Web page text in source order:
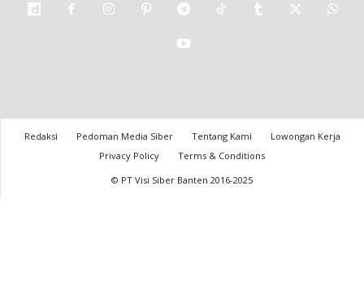
Redaksi Pedoman Media Siber Tentang Kami
Lowongan Kerja
Privacy Policy
Terms & Conditions
© PT Visi Siber Banten 2016-2025